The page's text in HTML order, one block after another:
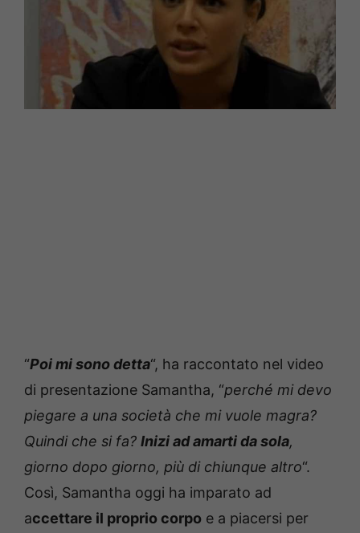
“Poi mi sono detta“, ha raccontato nel video
di presentazione Samantha, “perché mi devo
piegare a una società che mi vuole magra?
Quindi che si fa? Inizi ad amarti da sola,
giorno dopo giorno, più di chiunque altro“.
Così, Samantha oggi ha imparato ad
accettare il proprio corpo e a piacersi per